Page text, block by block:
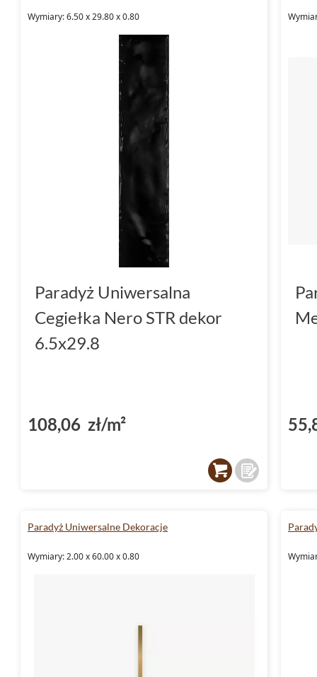
Wymiary: 6.50 x 29.80 x 0.80
Paradyż Uniwersalna
Cegiełka Nero STR dekor
6.5x29.8
108,06 zł/m²
Paradyż Uniwersalne Dekoracje
Wymiary: 2.00 x 60.00 x 0.80